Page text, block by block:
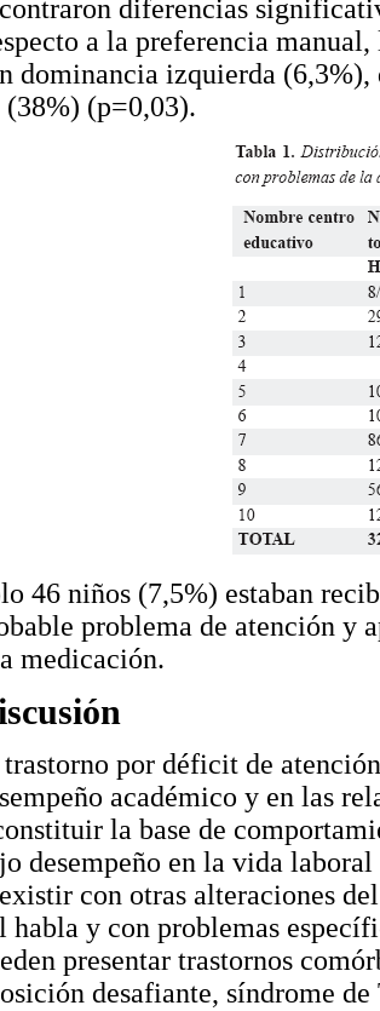
diferencias
a la preferencia
dominancia izquierda (6,3%),
(38%) (p=0,03).
46 niños (7,5%) estaban
problema de atención y
medicación.
por déficit de
académico y en las
la base de
desempeño en la vida
con otras alteraciones
habla y con problemas
presentar trastornos
desafiante, síndrome